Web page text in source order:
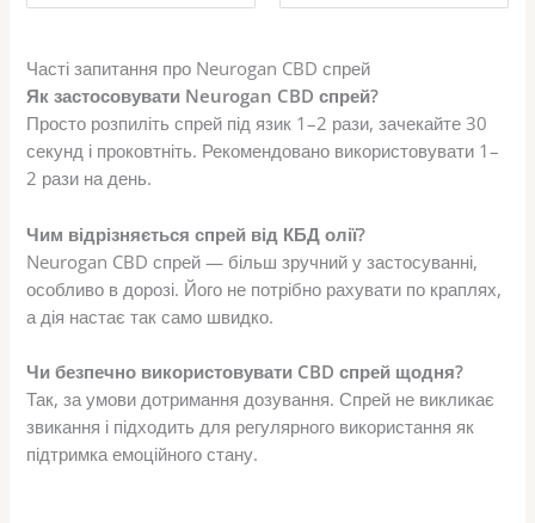
Часті запитання про Neurogan CBD спрей
Як застосовувати Neurogan CBD спрей?
Просто розпиліть спрей під язик 1–2 рази, зачекайте 30
секунд і проковтніть. Рекомендовано використовувати 1–
2 рази на день.
Чим відрізняється спрей від КБД олії?
Neurogan CBD спрей — більш зручний у застосуванні,
особливо в дорозі. Його не потрібно рахувати по краплях,
а дія настає так само швидко.
Чи безпечно використовувати CBD спрей щодня?
Так, за умови дотримання дозування. Спрей не викликає
звикання і підходить для регулярного використання як
підтримка емоційного стану.